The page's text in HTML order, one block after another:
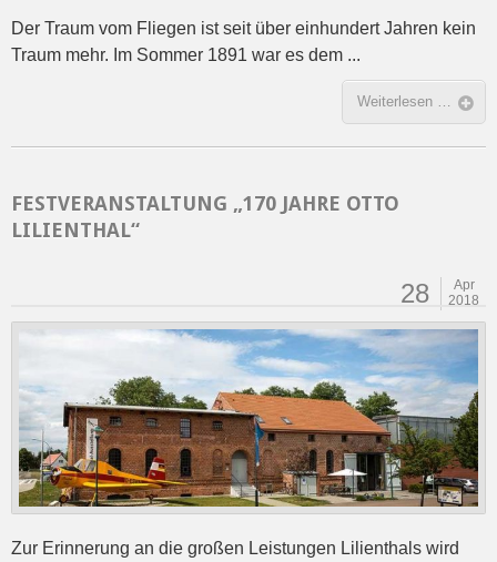
Der Traum vom Fliegen ist seit über einhundert Jahren kein
Traum mehr. Im Sommer 1891 war es dem ...
Weiterlesen …
FESTVERANSTALTUNG „170 JAHRE OTTO
LILIENTHAL“
28
Apr
2018
Zur Erinnerung an die großen Leistungen Lilienthals wird